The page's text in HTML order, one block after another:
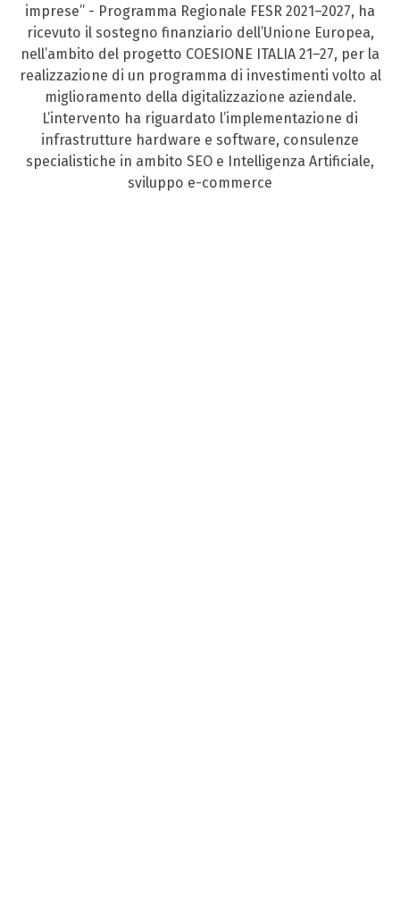
imprese” - Programma Regionale FESR 2021–2027, ha
ricevuto il sostegno finanziario dell’Unione Europea,
nell’ambito del progetto COESIONE ITALIA 21–27, per la
realizzazione di un programma di investimenti volto al
miglioramento della digitalizzazione aziendale.
L’intervento ha riguardato l’implementazione di
infrastrutture hardware e software, consulenze
specialistiche in ambito SEO e Intelligenza Artificiale,
sviluppo e-commerce